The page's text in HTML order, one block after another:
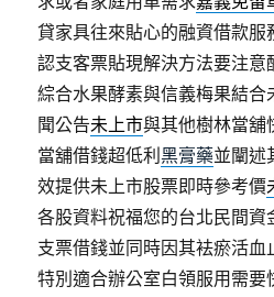
貸家具往來貼心的融資借款服
認支客票貼現解決方法要注意
綜合水果酵素與信義梅果結
聞公告未上市與其他樹林當舖
當舖借錢超低利黑膏藥並闡述
效提供未上市股票即時參考價
各股資料祝福您的台北民間資
支票借錢並同時因其袪瘀活血
特別適合辦公室白領服用需